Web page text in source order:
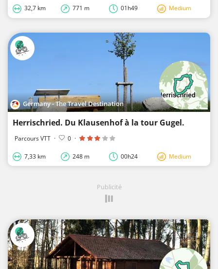
32,7 km 771 m 01h49 Medium
Germany - The Travel Destination
Herrischried. Du Klausenhof à la tour Gugel.
Parcours VTT · 0 ·
7,33 km 248 m 00h24 Medium
Publicité